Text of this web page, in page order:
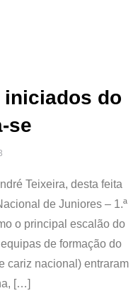
do
se
Teixeira, desta feita
de Juniores – 1.ª
o principal escalão do
de formação do
cariz nacional) entraram
[…]